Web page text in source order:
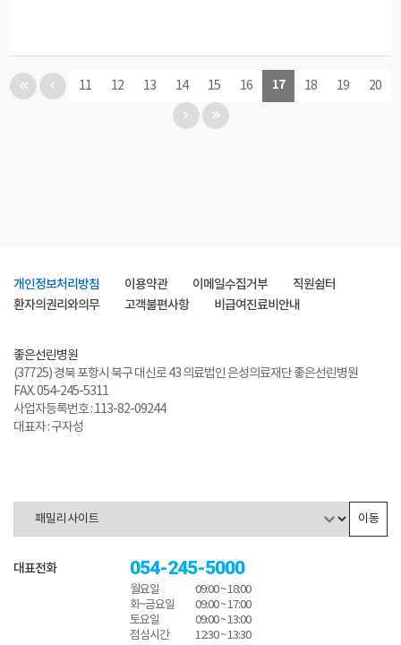
11 12 13 14 15 16 17 18 19 20
개인정보처리방침 이용약관 이메일수집거부
직원쉼터
환자의권리와의무
고객불편사항 비급여진료비안내
좋은선린병원
(37725) 경북 포항시 북구 대신로 43 의료법인 은성의료재단 좋은선린병원
FAX. 054-245-5311
사업자등록번호 : 113-82-09244
대표자 : 구자성
이동
대표전화 054-245-5000
월요일
09:00 ~ 18:00
화~금요일
09:00 ~ 17:00
토요일
09:00 ~ 13:00
점심시간
12:30 ~ 13:30